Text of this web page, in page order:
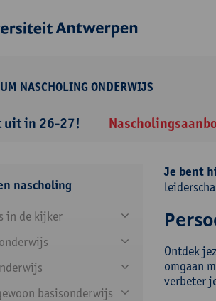
NASCHOLING ONDERWIJS
uit in 26-27!
nascholing
in de kijker
basisonderwijs
Je bent
Ontdek
omgaan
verbeter